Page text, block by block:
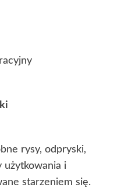
rysy, odpryski,
użytkowania i
starzeniem się.